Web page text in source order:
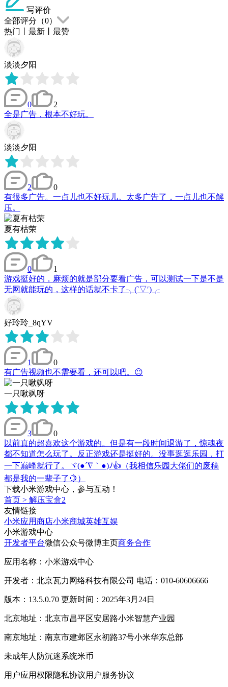
写评价
全部评分（0）
热门
最新 最赞
淡淡夕阳
0
2
全是广告，根本不好玩。
淡淡夕阳
2
0
有很多广告。一点儿也不好玩儿。太多广告了，一点儿也不解
压。
夏有枯荣
0
1
游戏挺好的，麻烦的就是部分要看广告，可以测试一下是不是
无网就能玩的，这样的话就不卡了╮(‵▽′)╭
好玲玲_8qYV
1
0
有广告视频也不需要看，还可以吧。😐
一只啾飒呀
3
0
以前真的超喜欢这个游戏的。但是有一段时间退游了，惊魂夜
都不知道怎么玩了。反正游戏还是挺好的。没事逛逛乐园，打
一下巅峰就行了。ヾ(●´∇｀●)ﾉ👍（我相信乐园大佬们的废稿
都是我的一辈子了🍋）
下载小米游戏中心，参与互动！
首页 > 解压宝盒2
友情链接
小米应用商店小米商城英雄互娱
小米游戏中心
开发者平台微信公众号微博主页商务合作
应用名称：小米游戏中心
开发者：北京瓦力网络科技有限公司 电话：010-60606666
版本：13.5.0.70 更新时间：2025年3月24日
北京地址：北京市昌平区安居路小米智慧产业园
南京地址：南京市建邺区永初路37号小米华东总部
未成年人防沉迷系统米币
用户应用权限隐私协议用户服务协议